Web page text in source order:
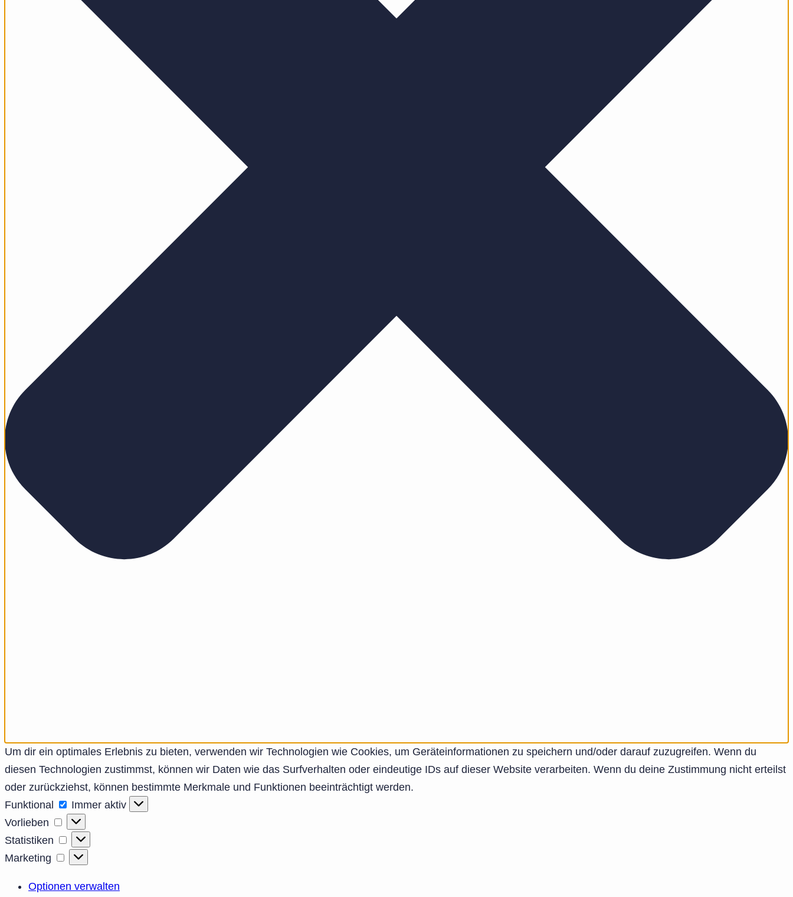
Um dir ein optimales Erlebnis zu bieten, verwenden wir Technologien wie Cookies, um Geräteinformationen zu speichern und/oder darauf zuzugreifen. Wenn du
diesen Technologien zustimmst, können wir Daten wie das Surfverhalten oder eindeutige IDs auf dieser Website verarbeiten. Wenn du deine Zustimmung nicht erteilst
oder zurückziehst, können bestimmte Merkmale und Funktionen beeinträchtigt werden.
Funktional
Funktional
Immer aktiv
Vorlieben
Vorlieben
Statistiken
Statistiken
Marketing
Marketing
Optionen verwalten